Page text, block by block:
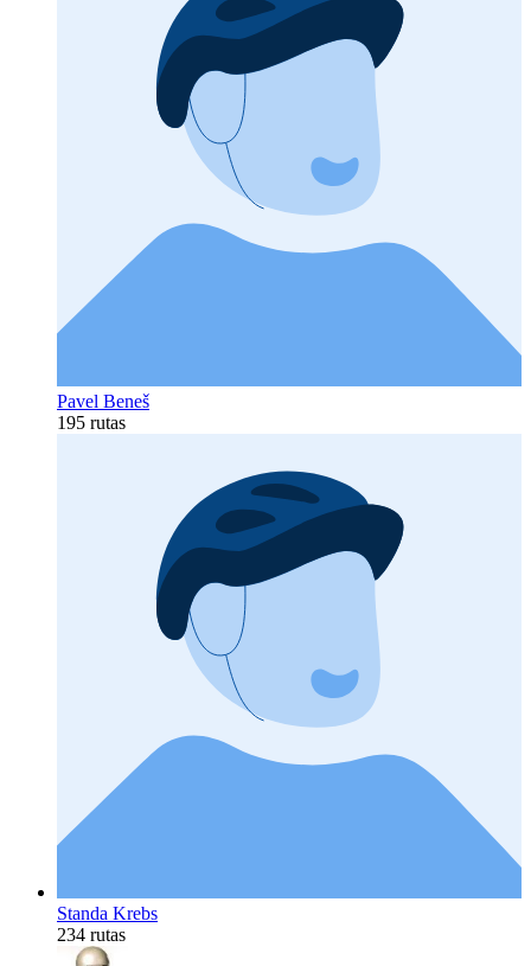
Pavel Beneš
195 rutas
Standa Krebs
234 rutas